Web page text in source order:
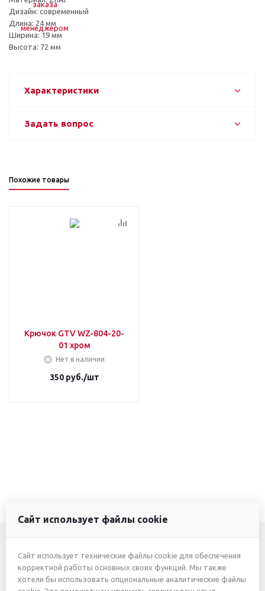
Дизайн: современный
Длина: 24 мм
Ширина: 19 мм
Высота: 72 мм
Характеристики
Задать вопрос
Похожие товары
Крючок GTV WZ-804-20-
01 хром
Нет в наличии
350руб./шт
+7 (3412) 46-7777
+7 (912) 746-00-77
Сайт использует файлы cookie
Сайт использует технические файлы cookie для обеспечения
корректной работы основных своих функций. Мы также
хотели бы использовать опциональные аналитические файлы